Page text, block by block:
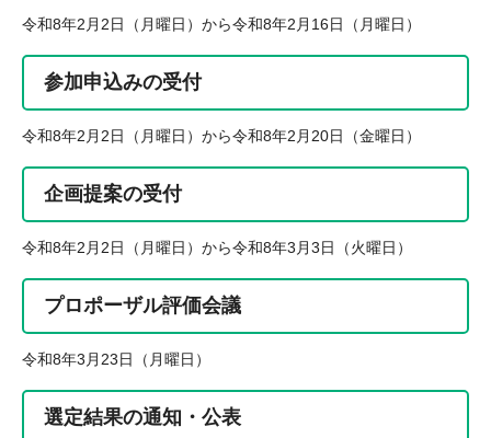
令和8年2月2日（月曜日）から令和8年2月16日（月曜日）
参加申込みの受付
令和8年2月2日（月曜日）から令和8年2月20日（金曜日）
企画提案の受付
令和8年2月2日（月曜日）から令和8年3月3日（火曜日）
プロポーザル評価会議
令和8年3月23日（月曜日）
選定結果の通知・公表